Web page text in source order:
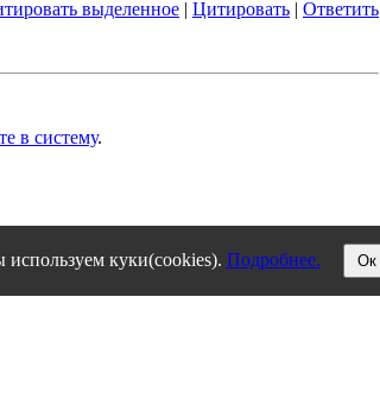
выделенное | Цитировать | Ответить
в систему.
куки(cookies). Подробнее. Ок